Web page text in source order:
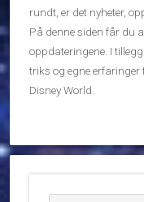
rundt, er det nyheter,
På denne siden får du
oppdateringene. I
triks og egne erfaringer
Disney World.